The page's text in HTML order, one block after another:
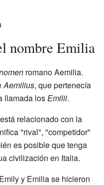
nombre Emilia
romano Aemilia.
Aemilius, que pertenecía
llamada losEmilii.
relacionado con la
"rival", "competidor"
es posible que tenga
civilización en Italia.
y Emilia se hicieron